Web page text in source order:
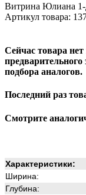
Витрина Юлиана 1-
Артикул товара:
Сейчас товара
подбора аналогов.
Последний раз
Смотрите
Характеристики:
Ширина:
Глубина: